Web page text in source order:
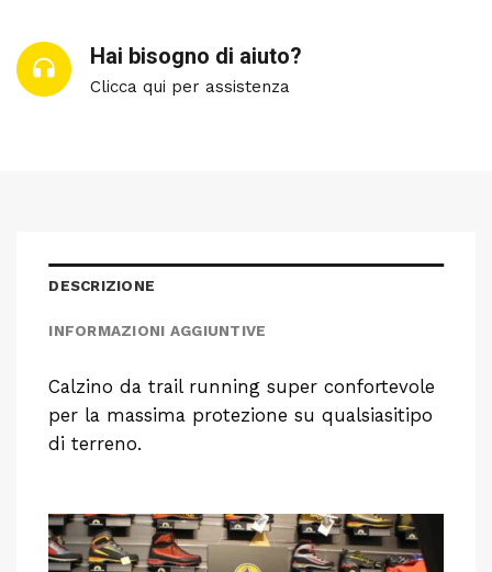
Hai bisogno di aiuto?
Clicca qui per assistenza
DESCRIZIONE
INFORMAZIONI AGGIUNTIVE
Calzino da trail running super confortevole
per la massima protezione su qualsiasitipo
di terreno.